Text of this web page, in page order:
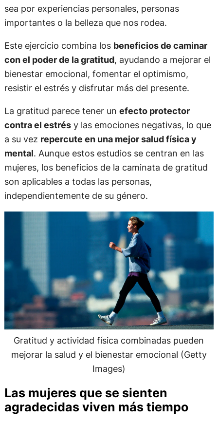
sea por experiencias personales, personas
importantes o la belleza que nos rodea.
Este ejercicio combina los beneficios de caminar
con el poder de la gratitud, ayudando a mejorar el
bienestar emocional, fomentar el optimismo,
resistir el estrés y disfrutar más del presente.
La gratitud parece tener un efecto protector
contra el estrésy las emociones negativas, lo que
a su vez repercute en una mejor salud física y
mental. Aunque estos estudios se centran en las
mujeres, los beneficios de la caminata de gratitud
son aplicables a todas las personas,
independientemente de su género.
Gratitud y actividad física combinadas pueden
mejorar la salud y el bienestar emocional (Getty
Images)
Las mujeres que se sienten
agradecidas viven más tiempo